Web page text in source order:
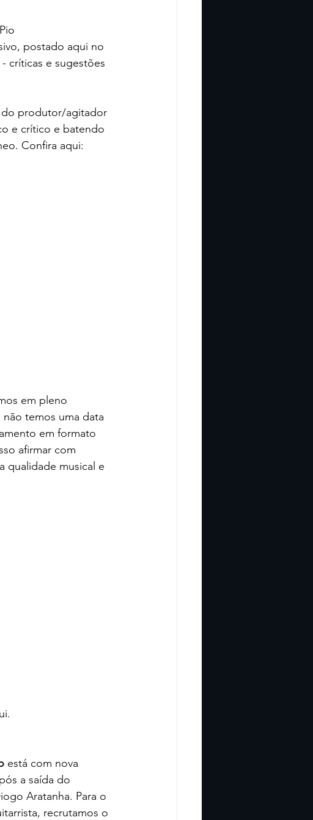
postado aqui no
críticas e sugestões
do produtor/agitador
e crítico e batendo
Confira aqui:
em pleno
temos uma data
em formato
afirmar com
qualidade musical e
está com nova
a saída do
Aratanha. Para o
recrutamos o